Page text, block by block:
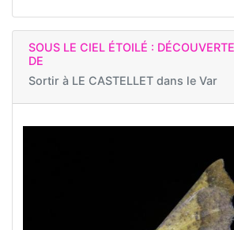
SOUS LE CIEL ÉTOILÉ :
DE
Sortir à LE CASTELLET dans le Var